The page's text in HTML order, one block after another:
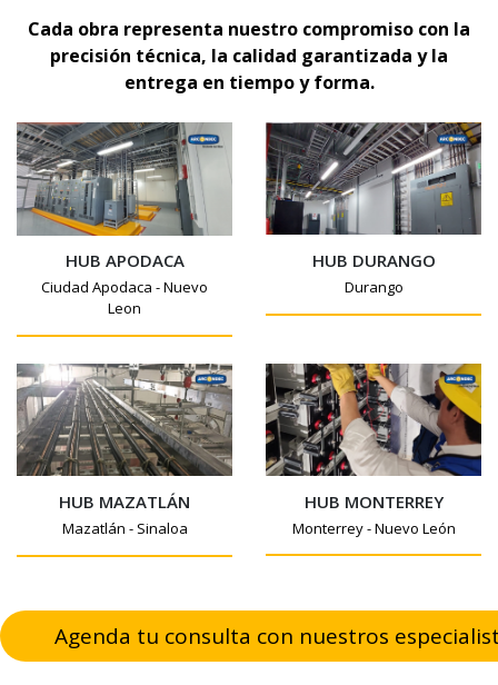
Cada obra representa nuestro compromiso con la
precisión técnica, la calidad garantizada y la
entrega en tiempo y forma.
HUB APODACA
Ciudad Apodaca - Nuevo
Leon
HUB DURANGO
Durango
HUB MAZATLÁN
Mazatlán - Sinaloa
HUB MONTERREY
Monterrey - Nuevo León
Agenda tu consulta con nuestros